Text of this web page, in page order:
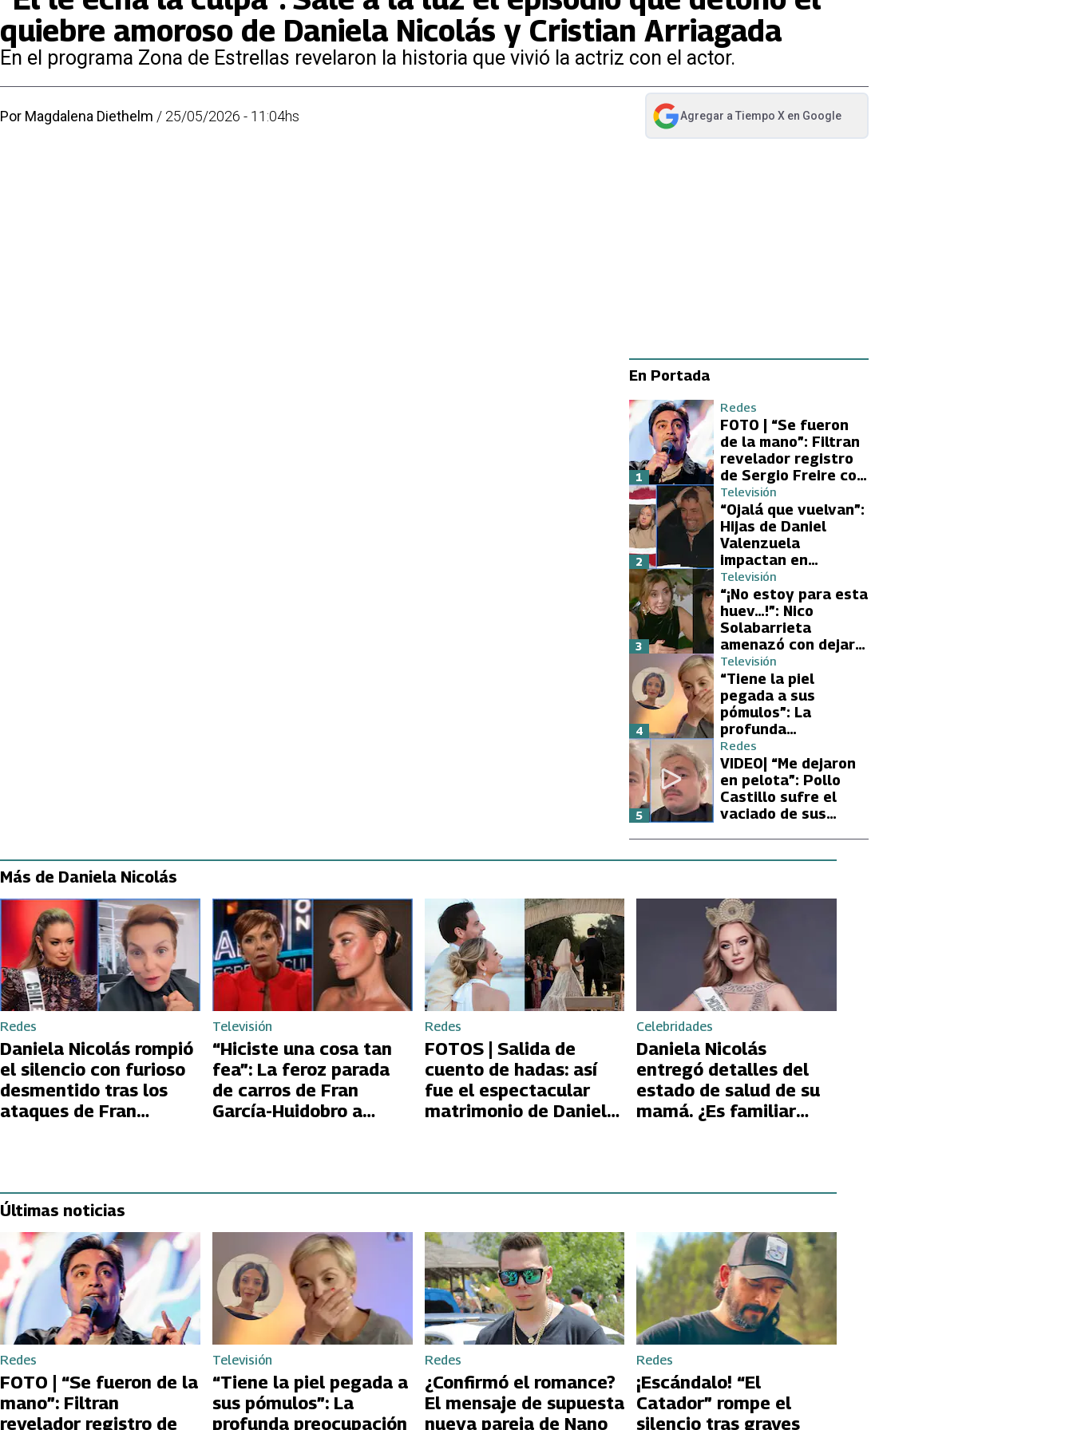
quiebre amoroso de Daniela Nicolás y Cristian Arriagada
En el programa Zona de Estrellas revelaron la historia que vivió la actriz con el actor.
Por Magdalena Diethelm / 25/05/2026 - 11:04hs Agregar a Tiempo Xen Google
abre en nueva pestaña
En Portada
Redes
FOTO | “Se fueron
de la mano”: Filtran
revelador registro
de Sergio Freire con
supuesta nueva
conquista
1
Televisión
“Ojalá que vuelvan”:
Hijas de Daniel
Valenzuela
impactan en
Volverías con tu Ex
2 con directa
petición a su papá
sobre Yamila Reyna
2
Televisión
“¡No estoy para esta
huev…!”: Nico
Solabarrieta
amenazó con dejar
Volverías con tu Ex
tras encontrón con
Carmen Gloria
Arroyo
3
Televisión
“Tiene la piel
pegada a sus
pómulos”: La
profunda
preocupación de
Fran García-
Huidobro por la
extrema delgadez
de Kathy Orellana
4
Redes
VIDEO| “Me dejaron
en pelota”: Pollo
Castillo sufre el
vaciado de sus
5
Más de Daniela Nicolás
Redes
Daniela Nicolás rompió
el silencio con furioso
desmentido tras los
ataques de Fran
Televisión
“Hiciste una cosa tan
fea”: La feroz parada
de carros de Fran
García-Huidobro a
Redes
FOTOS | Salida de
cuento de hadas: así
fue el espectacular
matrimonio de Daniela
Celebridades
Daniela Nicolás
entregó detalles del
estado de salud de su
mamá. ¿Es familiar
Últimas noticias
Redes
FOTO | “Se fueron de la
mano”: Filtran
revelador registro de
Televisión
“Tiene la piel pegada a
sus pómulos”: La
profunda preocupación
Redes
¿Confirmó el romance?
El mensaje de supuesta
nueva pareja de Nano
Redes
¡Escándalo! “El
Catador” rompe el
silencio tras graves